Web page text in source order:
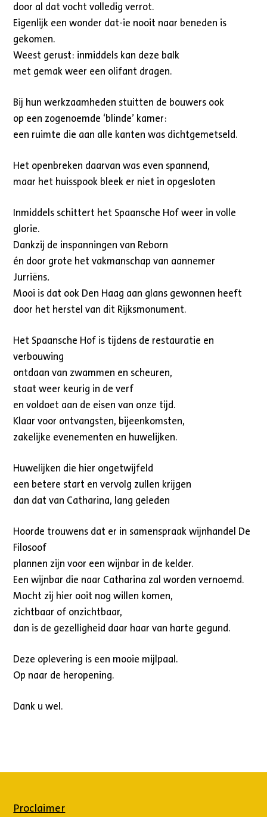
door al dat vocht volledig verrot.
Eigenlijk een wonder dat-ie nooit naar beneden is
gekomen.
Weest gerust: inmiddels kan deze balk
met gemak weer een olifant dragen.
Bij hun werkzaamheden stuitten de bouwers ook
op een zogenoemde ‘blinde’ kamer:
een ruimte die aan alle kanten was dichtgemetseld.
Het openbreken daarvan was even spannend,
maar het huisspook bleek er niet in opgesloten
Inmiddels schittert het Spaansche Hof weer in volle
glorie.
Dankzij de inspanningen van Reborn
én door grote het vakmanschap van aannemer
Jurriëns.
Mooi is dat ook Den Haag aan glans gewonnen heeft
door het herstel van dit Rijksmonument.
Het Spaansche Hof is tijdens de restauratie en
verbouwing
ontdaan van zwammen en scheuren,
staat weer keurig in de verf
en voldoet aan de eisen van onze tijd.
Klaar voor ontvangsten, bijeenkomsten,
zakelijke evenementen en huwelijken.
Huwelijken die hier ongetwijfeld
een betere start en vervolg zullen krijgen
dan dat van Catharina, lang geleden
Hoorde trouwens dat er in samenspraak wijnhandel De
Filosoof
plannen zijn voor een wijnbar in de kelder.
Een wijnbar die naar Catharina zal worden vernoemd.
Mocht zij hier ooit nog willen komen,
zichtbaar of onzichtbaar,
dan is de gezelligheid daar haar van harte gegund.
Deze oplevering is een mooie mijlpaal.
Op naar de heropening.
Dank u wel.
Proclaimer